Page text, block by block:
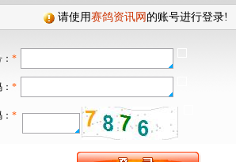
请使用赛鸽资讯网 的账号进行登录!
*
*
*